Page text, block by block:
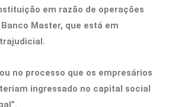
em razão de operações
Master, que está em
no processo que os empresários
ingressado no capital social